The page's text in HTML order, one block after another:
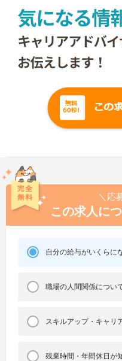
＼応
この求人に
自分の給与がいくらに
職場の人間関係につい
スキルアップ・キャリ
残業時間・年間休日が